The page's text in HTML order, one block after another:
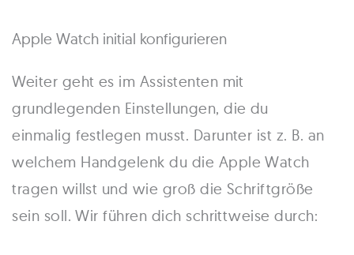
Apple Watch initial konfigurieren
Weiter geht es im Assistenten mit
grundlegenden Einstellungen, die du
einmalig festlegen musst. Darunter ist z. B. an
welchem Handgelenk du die Apple Watch
tragen willst und wie groß die Schriftgröße
sein soll. Wir führen dich schrittweise durch: